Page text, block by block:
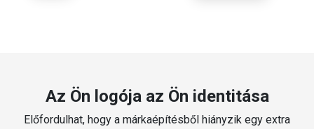
Az Ön logója az Ön identitása
Előfordulhat, hogy a márkaépítésből hiányzik egy extra